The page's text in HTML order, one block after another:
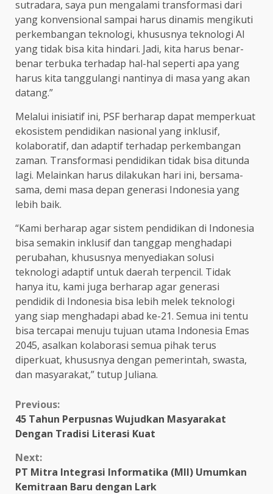
sutradara, saya pun mengalami transformasi dari
yang konvensional sampai harus dinamis mengikuti
perkembangan teknologi, khususnya teknologi AI
yang tidak bisa kita hindari. Jadi, kita harus benar-
benar terbuka terhadap hal-hal seperti apa yang
harus kita tanggulangi nantinya di masa yang akan
datang.”
Melalui inisiatif ini, PSF berharap dapat memperkuat
ekosistem pendidikan nasional yang inklusif,
kolaboratif, dan adaptif terhadap perkembangan
zaman. Transformasi pendidikan tidak bisa ditunda
lagi. Melainkan harus dilakukan hari ini, bersama-
sama, demi masa depan generasi Indonesia yang
lebih baik.
“Kami berharap agar sistem pendidikan di Indonesia
bisa semakin inklusif dan tanggap menghadapi
perubahan, khususnya menyediakan solusi
teknologi adaptif untuk daerah terpencil. Tidak
hanya itu, kami juga berharap agar generasi
pendidik di Indonesia bisa lebih melek teknologi
yang siap menghadapi abad ke-21. Semua ini tentu
bisa tercapai menuju tujuan utama Indonesia Emas
2045, asalkan kolaborasi semua pihak terus
diperkuat, khususnya dengan pemerintah, swasta,
dan masyarakat,” tutup Juliana.
Continue
Reading
Previous:
45 Tahun Perpusnas Wujudkan Masyarakat
Dengan Tradisi Literasi Kuat
Next:
PT Mitra Integrasi Informatika (MII) Umumkan
Kemitraan Baru dengan Lark